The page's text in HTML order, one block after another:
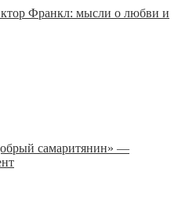
Франкл: мысли о любви и
самаритянин» —